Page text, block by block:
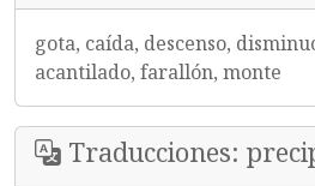
gota, caída, descenso,
acantilado, farallón, monte
Traducciones: